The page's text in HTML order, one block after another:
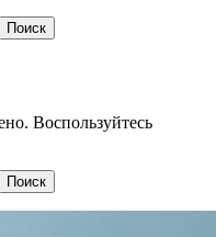
Воспользуйтесь